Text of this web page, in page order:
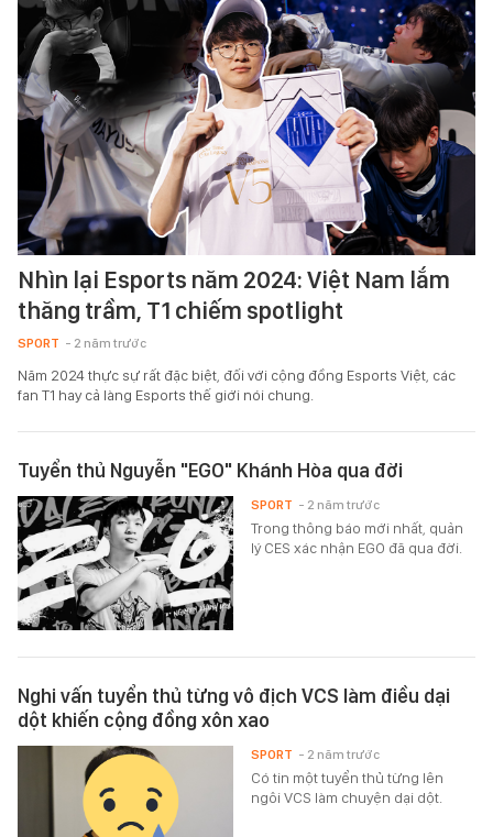
Nhìn lại Esports năm 2024: Việt Nam lắm
thăng trầm, T1 chiếm spotlight
SPORT - 2 năm trước
Năm 2024 thực sự rất đặc biệt, đối với cộng đồng Esports Việt, các
fan T1 hay cả làng Esports thế giới nói chung.
Tuyển thủ Nguyễn "EGO" Khánh Hòa qua đời
Trong thông báo mới nhất, quản
lý CES xác nhận EGO đã qua đời.
SPORT - 2 năm trước
Nghi vấn tuyển thủ từng vô địch VCS làm điều dại
dột khiến cộng đồng xôn xao
Có tin một tuyển thủ từng lên
ngôi VCS làm chuyện dại dột.
SPORT - 2 năm trước